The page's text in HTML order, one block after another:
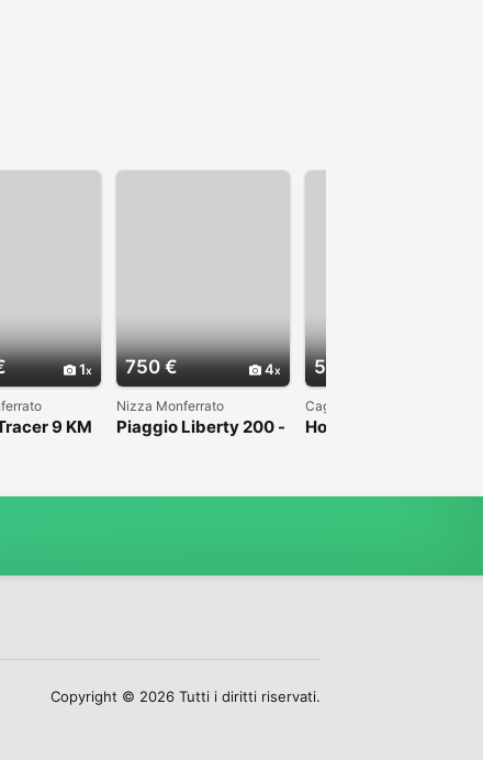
1
9 KM
750 € 4
Nizza Monferrato
Piaggio Liberty 200 -
5.000 €
Cagliari
Honda Sh 350 Sport
Copyright © 2026 Tutti i diritti riservati.